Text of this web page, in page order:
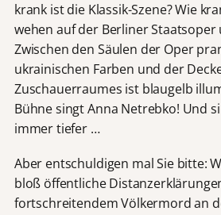
krank ist die Klassik-Szene? Wie
wehen auf der Berliner Staatsoper
Zwischen den Säulen der Oper
ukrainischen Farben und der
Zuschauerraumes ist blaugelb
Bühne singt Anna Netrebko! Und
immer tiefer …
Aber entschuldigen mal Sie bitte:
bloß öffentliche
fortschreitendem Völkermord an